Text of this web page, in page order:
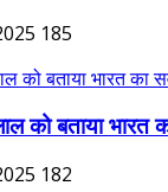
185
को बताया भारत
182